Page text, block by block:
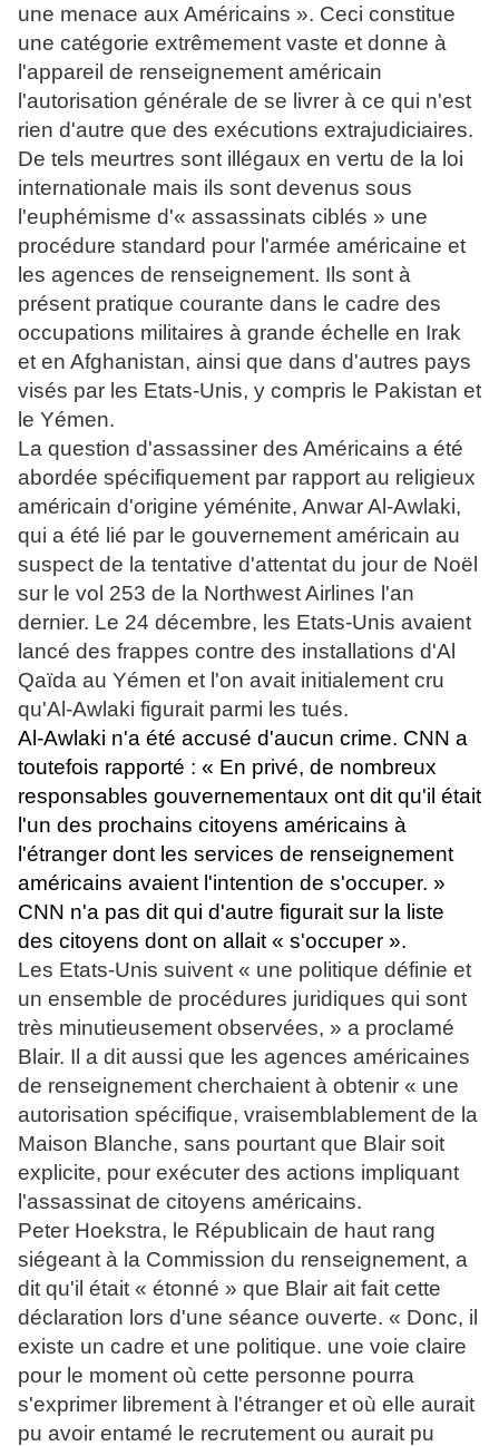
une menace aux Américains ». Ceci constitue
une catégorie extrêmement vaste et donne à
l'appareil de renseignement américain
l'autorisation générale de se livrer à ce qui n'est
rien d'autre que des exécutions extrajudiciaires.
De tels meurtres sont illégaux en vertu de la loi
internationale mais ils sont devenus sous
l'euphémisme d'« assassinats ciblés » une
procédure standard pour l'armée américaine et
les agences de renseignement. Ils sont à
présent pratique courante dans le cadre des
occupations militaires à grande échelle en Irak
et en Afghanistan, ainsi que dans d'autres pays
visés par les Etats-Unis, y compris le Pakistan et
le Yémen.
La question d'assassiner des Américains a été
abordée spécifiquement par rapport au religieux
américain d'origine yéménite, Anwar Al-Awlaki,
qui a été lié par le gouvernement américain au
suspect de la tentative d'attentat du jour de Noël
sur le vol 253 de la Northwest Airlines l'an
dernier. Le 24 décembre, les Etats-Unis avaient
lancé des frappes contre des installations d'Al
Qaïda au Yémen et l'on avait initialement cru
qu'Al-Awlaki figurait parmi les tués.
Al-Awlaki n'a été accusé d'aucun crime. CNN a
toutefois rapporté : « En privé, de nombreux
responsables gouvernementaux ont dit qu'il était
l'un des prochains citoyens américains à
l'étranger dont les services de renseignement
américains avaient l'intention de s'occuper. »
CNN n'a pas dit qui d'autre figurait sur la liste
des citoyens dont on allait « s'occuper ».
Les Etats-Unis suivent « une politique définie et
un ensemble de procédures juridiques qui sont
très minutieusement observées, » a proclamé
Blair. Il a dit aussi que les agences américaines
de renseignement cherchaient à obtenir « une
autorisation spécifique, vraisemblablement de la
Maison Blanche, sans pourtant que Blair soit
explicite, pour exécuter des actions impliquant
l'assassinat de citoyens américains.
Peter Hoekstra, le Républicain de haut rang
siégeant à la Commission du renseignement, a
dit qu'il était « étonné » que Blair ait fait cette
déclaration lors d'une séance ouverte. « Donc, il
existe un cadre et une politique. une voie claire
pour le moment où cette personne pourra
s'exprimer librement à l'étranger et où elle aurait
pu avoir entamé le recrutement ou aurait pu